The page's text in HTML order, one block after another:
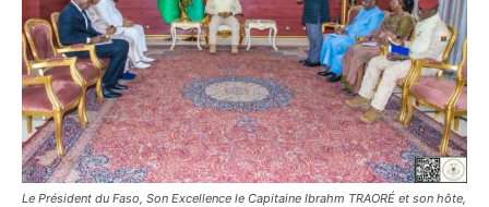
Le Président du Faso, Son Excellence le Capitaine Ibrahm TRAORÉ et son hôte,